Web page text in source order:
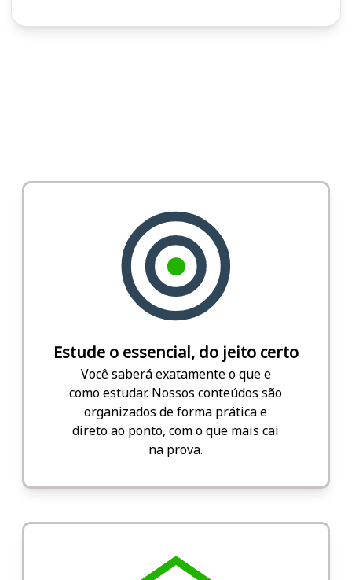
Estude o essencial, do jeito certo
Você saberá exatamente o que e
como estudar. Nossos conteúdos são
organizados de forma prática e
direto ao ponto, com o que mais cai
na prova.